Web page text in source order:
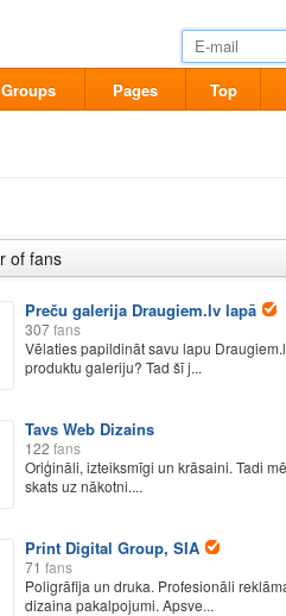
Groups Pages Top
Preču galerija Draugiem.lv lapā
307fans
Vēlaties papildināt savu lapu
produktu galeriju? Tad šī j...
Tavs Web Dizains
122 fans
Oriģināli, izteiksmīgi un krāsaini. Tadi
skats uz nākotni....
Print Digital Group, SIA
71 fans
Poligrāfija un druka. Profesionāli
dizaina pakalpojumi. Apsve...